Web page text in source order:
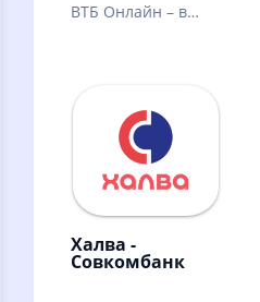
ВТБ Онлайн – в
Халва -
Совкомбанк